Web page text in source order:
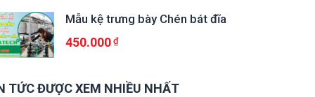
Mẫu kệ trưng bày Chén bát đĩa
450.000
TỨC ĐƯỢC XEM NHIỀU NHẤT